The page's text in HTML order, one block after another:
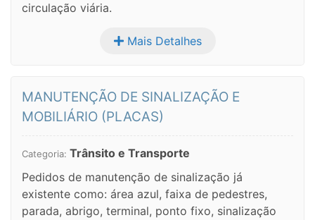
circulação viária.
Mais Detalhes
MANUTENÇÃO DE SINALIZAÇÃO E
MOBILIÁRIO (PLACAS)
Categoria: Trânsito e Transporte
Pedidos de manutenção de sinalização já
existente como: área azul, faixa de pedestres,
parada, abrigo, terminal, ponto fixo, sinalização